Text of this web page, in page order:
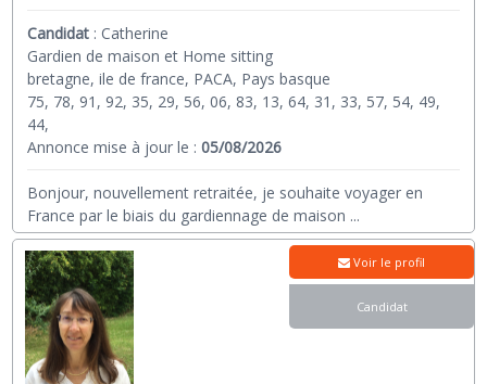
Candidat : Catherine
Gardien de maison et Home sitting
bretagne, ile de france, PACA, Pays basque
75, 78, 91, 92, 35, 29, 56, 06, 83, 13, 64, 31, 33, 57, 54, 49,
44,
Annonce mise à jour le :05/08/2026
Bonjour, nouvellement retraitée, je souhaite voyager en
France par le biais du gardiennage de maison ...
Voir le profil
Candidat